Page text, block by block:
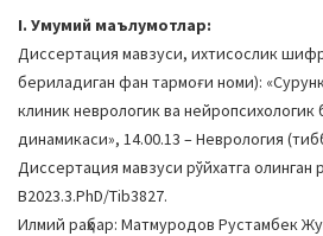
i
g
a
t
i
o
n
I. Умумий маълумотлар:
Диссертация мавзуси, ихтисослик
бериладиган фан тармоғи номи):
клиник неврологик ва
динамикаси», 14.00.13 – Неврология
Диссертация мавзуси рўйхатга олинган
B2023.3.PhD/Tib3827.
Илмий раҳбар: Матмуродов Рустамбек